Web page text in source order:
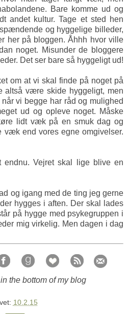
Bare komme ud og
andet kultur. Tage et sted hen
og hyggelige billeder,
her på bloggen. Åhhh hvor ville
noget. Misunder de bloggere
Det ser bare så hyggeligt ud!
om at vi skal finde på noget på
altså være skide hyggeligt, men
vi begge har råd og mulighed
ud og opleve noget. Måske
lidt væk på en smuk dag og
end vores egne omgivelser.
Vejret skal lige blive en
og igang med de ting jeg gerne
hygges i aften. Der skal lades
på hygge med psykegruppen i
mig virkelig. Men dagen i dag
the bottom of my blog
10.2.15